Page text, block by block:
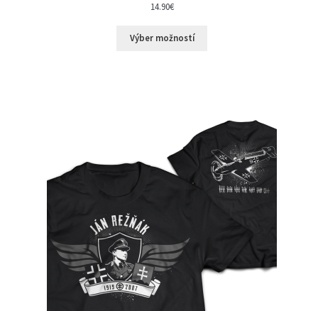
14.90€
Výber možností